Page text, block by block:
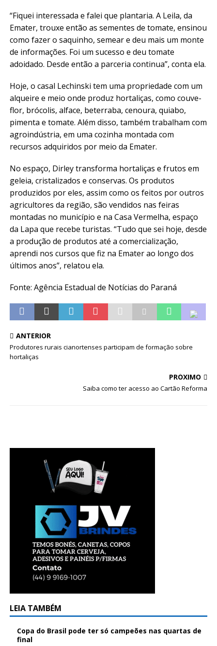
“Fiquei interessada e falei que plantaria. A Leila, da
Emater, trouxe então as sementes de tomate, ensinou
como fazer o saquinho, semear e deu mais um monte
de informações. Foi um sucesso e deu tomate
adoidado. Desde então a parceria continua”, conta ela.
Hoje, o casal Lechinski tem uma propriedade com um
alqueire e meio onde produz hortaliças, como couve-
flor, brócolis, alface, beterraba, cenoura, quiabo,
pimenta e tomate. Além disso, também trabalham com
agroindústria, em uma cozinha montada com
recursos adquiridos por meio da Emater.
No espaço, Dirley transforma hortaliças e frutos em
geleia, cristalizados e conservas. Os produtos
produzidos por eles, assim como os feitos por outros
agricultores da região, são vendidos nas feiras
montadas no município e na Casa Vermelha, espaço
da Lapa que recebe turistas. “Tudo que sei hoje, desde
a produção de produtos até a comercialização,
aprendi nos cursos que fiz na Emater ao longo dos
últimos anos”, relatou ela.
Fonte: Agência Estadual de Notícias do Paraná
ANTERIOR
Produtores rurais cianortenses participam de formação sobre
hortaliças
PRÓXIMO
Saiba como ter acesso ao Cartão Reforma
LEIA TAMBÉM
Copa do Brasil pode ter só campeões nas quartas de
final